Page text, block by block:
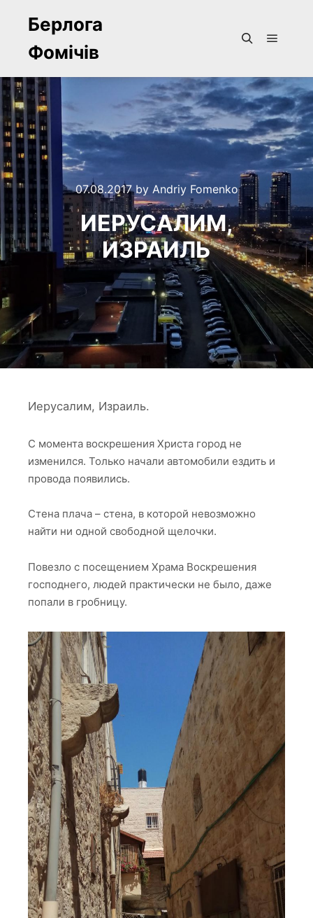
Берлога
Фомічів
07.08.2017by Andriy Fomenko
ИЕРУСАЛИМ,
ИЗРАИЛЬ
Иерусалим, Израиль.
С момента воскрешения Христа город не
изменился. Только начали автомобили ездить и
провода появились.
Стена плача – стена, в которой невозможно
найти ни одной свободной щелочки.
Повезло с посещением Храма Воскрешения
господнего, людей практически не было, даже
попали в гробницу.